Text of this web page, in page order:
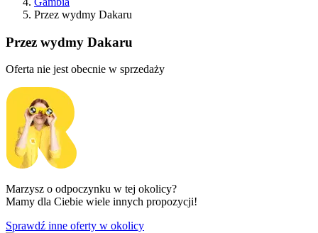
Przez wydmy Dakaru
Przez wydmy Dakaru
Oferta nie jest obecnie w sprzedaży
Marzysz o odpoczynku w tej okolicy?
Mamy dla Ciebie wiele innych propozycji!
Sprawdź inne oferty w okolicy